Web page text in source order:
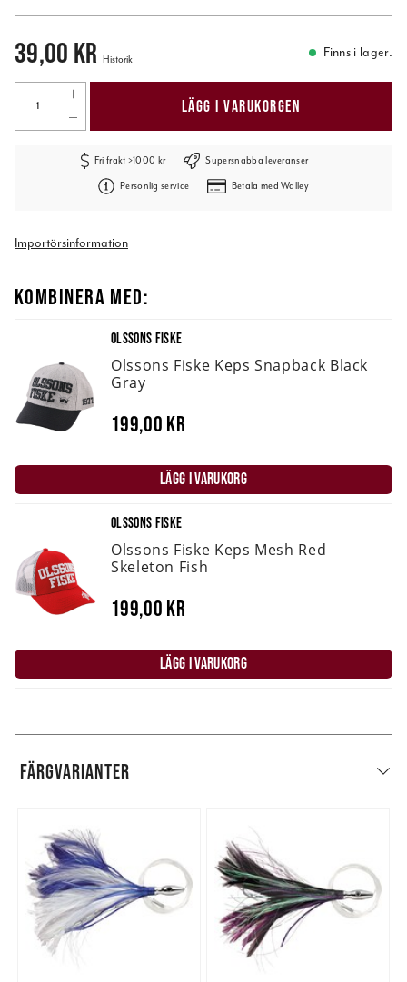
Pris: 39,00 kr
39,00 kr Historik Finns i lager.
LÄGG I VARUKORGEN
Fri frakt >1000 kr Supersnabba leveranser
Personlig service Betala med Walley
Importörsinformation
KOMBINERA MED:
OLSSONS FISKE
Olssons Fiske Keps Snapback Black
Gray
199,00 kr
LÄGG I VARUKORG
OLSSONS FISKE
Olssons Fiske Keps Mesh Red
Skeleton Fish
199,00 kr
LÄGG I VARUKORG
FÄRGVARIANTER